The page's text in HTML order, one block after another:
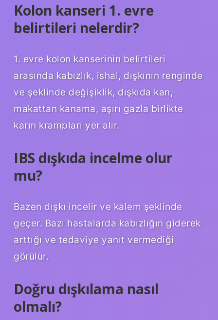
Kolon kanseri 1. evre
belirtileri nelerdir?
1. evre kolon kanserinin belirtileri
arasında kabızlık, ishal, dışkının renginde
ve şeklinde değişiklik, dışkıda kan,
makattan kanama, aşırı gazla birlikte
karın krampları yer alır.
IBS dışkıda incelme olur
mu?
Bazen dışkı incelir ve kalem şeklinde
geçer. Bazı hastalarda kabızlığın giderek
arttığı ve tedaviye yanıt vermediği
görülür.
Doğru dışkılama nasıl
olmalı?